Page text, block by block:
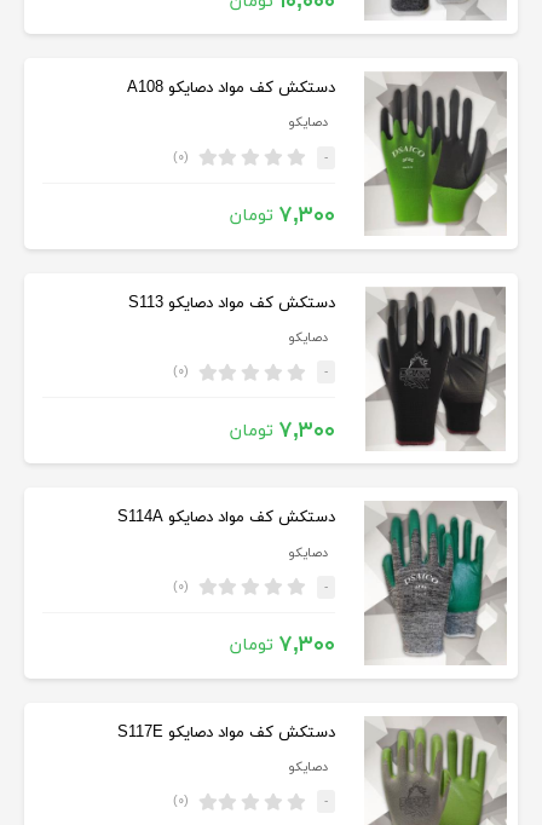
دستکش کف مواد دصایکو A108
دصایکو
- (۰)
۷,۳۰۰ تومان
دستکش کف مواد دصایکو S113
دصایکو
- (۰)
۷,۳۰۰ تومان
دستکش کف مواد دصایکو S114A
دصایکو
- (۰)
۷,۳۰۰ تومان
دستکش کف مواد دصایکو S117E
دصایکو
- (۰)